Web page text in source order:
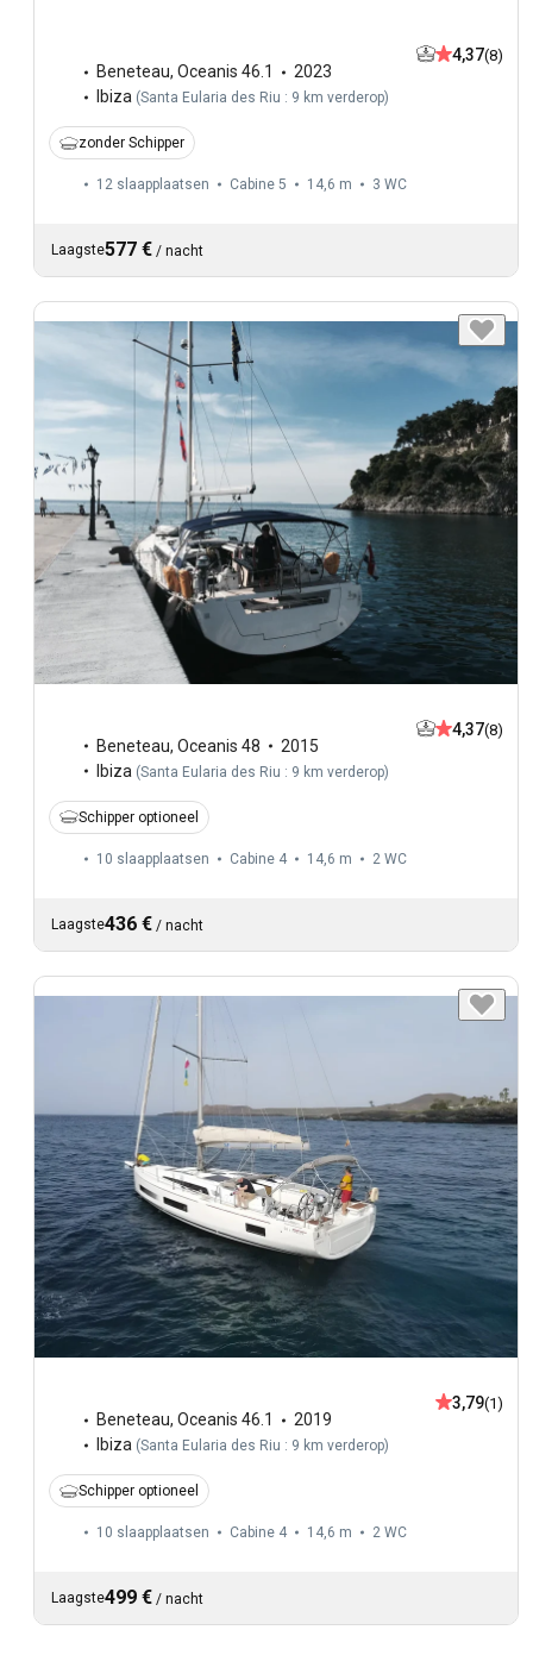
Beneteau, Oceanis 46.1
2023
Ibiza (Santa Eularia des Riu : 9 km verderop)
4,37(8)
zonder Schipper
12 slaapplaatsen Cabine 5 14,6 m 3 WC
Laagste577 € / nacht
Beneteau, Oceanis 48
2015
Ibiza (Santa Eularia des Riu : 9 km verderop)
4,37(8)
Schipper optioneel
10 slaapplaatsen Cabine 4 14,6 m 2 WC
Laagste436 € / nacht
Beneteau, Oceanis 46.1
2019
Ibiza (Santa Eularia des Riu : 9 km verderop)
3,79(1)
Schipper optioneel
10 slaapplaatsen Cabine 4 14,6 m 2 WC
Laagste499 € / nacht